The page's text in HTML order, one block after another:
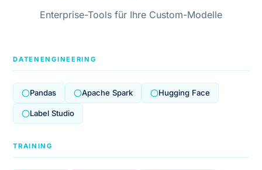
Enterprise-Tools für Ihre Custom-Modelle
DATENENGINEERING
Pandas Apache Spark Hugging Face
Label Studio
TRAINING